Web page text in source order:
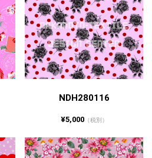
NDH280116
¥5,000（税別）